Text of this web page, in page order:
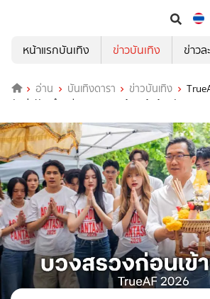
หน้าแรกบันเทิง
ข่าวบันเทิง ข่าวล
อ่าน บันเทิงดารา ข่าวบันเทิง
นักล่าฝัน ทำพิธีบวงสรวง พร้อมเข้าบ้านวันแรก 7